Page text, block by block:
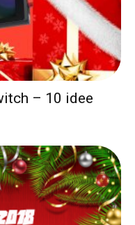
– 10 idee